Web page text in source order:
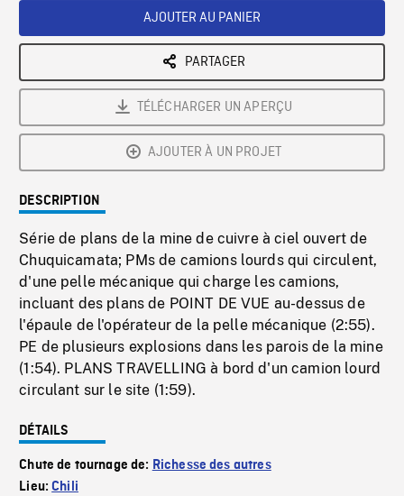
AJOUTER AU PANIER
PARTAGER
TÉLÉCHARGER UN APERÇU
AJOUTER À UN PROJET
DESCRIPTION
Série de plans de la mine de cuivre à ciel ouvert de
Chuquicamata; PMs de camions lourds qui circulent,
d'une pelle mécanique qui charge les camions,
incluant des plans de POINT DE VUE au-dessus de
l'épaule de l'opérateur de la pelle mécanique (2:55).
PE de plusieurs explosions dans les parois de la mine
(1:54). PLANS TRAVELLING à bord d'un camion lourd
circulant sur le site (1:59).
DÉTAILS
Chute de tournage de: Richesse des autres
Lieu:Chili